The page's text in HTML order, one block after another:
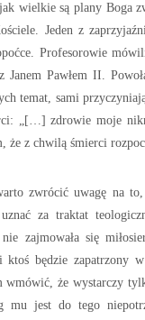
wielkie są plany Boga
Jeden z
Profesorowie
Pawłem II.
temat, sami
„[…] zdrowie moje
że z chwilą śmierci
zwrócić uwagę na to,
za traktat
zajmowała się
ktoś będzie zapatrzony
wmówić, że wystarczy
mu jest do tego